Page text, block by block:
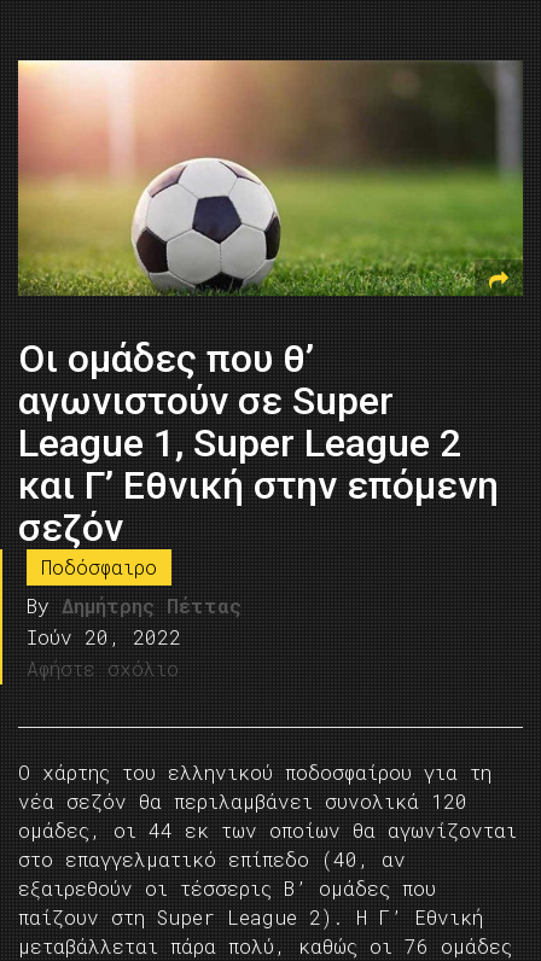
Οι ομάδες που θ’
αγωνιστούν σε Super
League 1, Super League 2
και Γ’ Εθνική στην επόμενη
σεζόν
Ποδόσφαιρο
By Δημήτρης Πέττας
Ιούν 20, 2022
Αφήστε σχόλιο
Ο χάρτης του ελληνικού ποδοσφαίρου για τη
νέα σεζόν θα περιλαμβάνει συνολικά 120
ομάδες, οι 44 εκ των οποίων θα αγωνίζονται
στο επαγγελματικό επίπεδο (40, αν
εξαιρεθούν οι τέσσερις Β’ ομάδες που
παίζουν στη Super League 2). Η Γ’ Εθνική
μεταβάλλεται πάρα πολύ, καθώς οι 76 ομάδες